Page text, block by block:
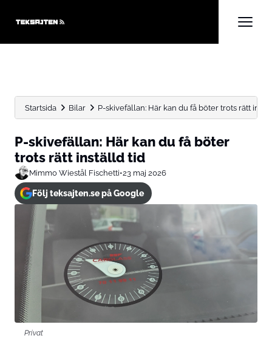
Startsida Bilar P-skivefällan: Här kan du få böter trots rätt
P-skivefällan: Här kan du få böter
trots rätt inställd tid
Mimmo Wiestål Fischetti•23 maj 2026
Följ teksajten.se på Google
Privat